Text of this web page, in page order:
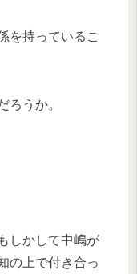
を持っているこ
ろうか。
しかして中嶋が
の上で付き合っ